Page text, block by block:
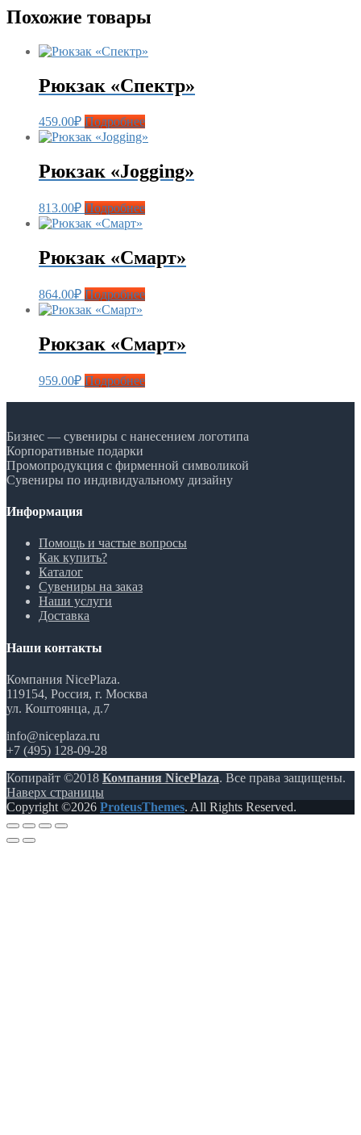
Похожие товары
Рюкзак «Спектр»
459.00₽ Подробнее
Рюкзак «Jogging»
813.00₽ Подробнее
Рюкзак «Смарт»
864.00₽ Подробнее
Рюкзак «Смарт»
959.00₽ Подробнее
Бизнес — сувениры с нанесением логотипа
Корпоративные подарки
Промопродукция с фирменной символикой
Сувениры по индивидуальному дизайну
Информация
Помощь и частые вопросы
Как купить?
Каталог
Сувениры на заказ
Наши услуги
Доставка
Наши контакты
Компания NicePlaza.
119154, Россия, г. Москва
ул. Коштоянца, д.7
info@niceplaza.ru
+7 (495) 128-09-28
Копирайт ©2018 Компания NicePlaza. Все права защищены.
Наверх страницы
Copyright ©2026 ProteusThemes. All Rights Reserved.